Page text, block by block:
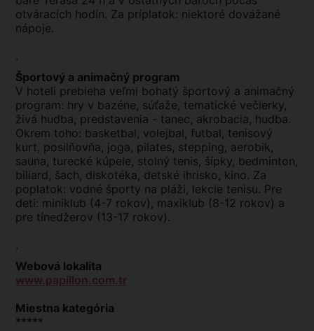
otváracích hodín. Za príplatok: niektoré dovážané
nápoje.
.
Športový a animačný program
V hoteli prebieha veľmi bohatý športový a animačný
program: hry v bazéne, súťaže, tematické večierky,
živá hudba, predstavenia - tanec, akrobacia, hudba.
Okrem toho: basketbal, volejbal, futbal, tenisový
kurt, posilňovňa, joga, pilates, stepping, aerobik,
sauna, turecké kúpele, stolný tenis, šípky, bedminton,
biliard, šach, diskotéka, detské ihrisko, kino. Za
poplatok: vodné športy na pláži, lekcie tenisu. Pre
deti: miniklub (4-7 rokov), maxiklub (8-12 rokov) a
pre tínedžerov (13-17 rokov).
.
Webová lokalita
www.papillon.com.tr
Miestna kategória
*****